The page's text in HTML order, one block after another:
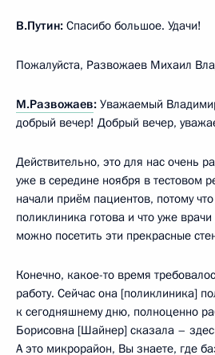
В.Путин: Спасибо большое. Удачи!
Пожалуйста, Развожаев Михаил
М.Развожаев: Уважаемый
добрый вечер! Добрый вечер,
Действительно, это для нас очень
уже в середине ноября в тестовом
начали приём пациентов, потому
поликлиника готова и что уже
можно посетить эти прекрасные
Конечно, какое-то время
работу. Сейчас она [поликлиника]
к сегодняшнему дню, полноценно
Борисовна [Шайнер] сказала –
А это микрорайон, Вы знаете, где